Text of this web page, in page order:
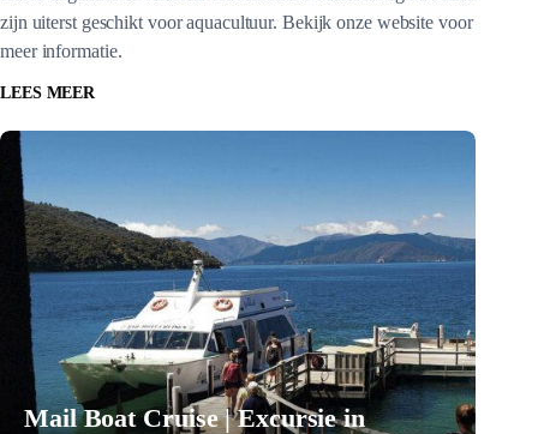
zijn uiterst geschikt voor aquacultuur. Bekijk onze website voor
meer informatie.
LEES MEER
Mail Boat Cruise | Excursie in